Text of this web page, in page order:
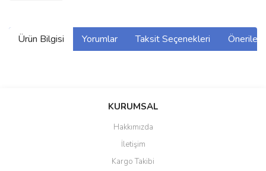
Ürün Bilgisi Yorumlar Taksit Seçenekleri
Bu ürüne ilk yorumu siz yapın!
Yorum Yaz
Ürün resmi kalitesiz, bozuk veya görüntülenemiyor.
Ürün açıklamasında eksik bilgiler bulunuyor.
KURUMSAL
Hakkımızda
İletişim
Kargo Takibi